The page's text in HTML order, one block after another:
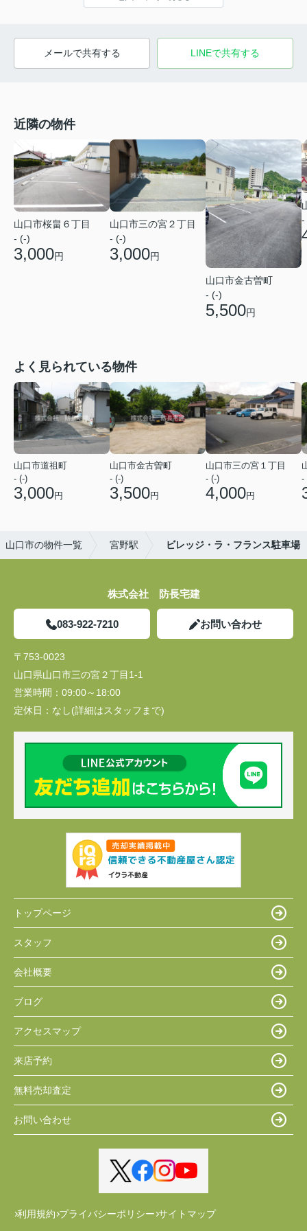
メールで共有する LINEで共有する
近隣の物件
山口市桜畠６丁目
- (-)
3,000円
山口市三の宮２丁目
- (-)
3,000円
山口市金古曽町
- (-)
5,500円
-
よく見られている物件
山口市道祖町
- (-)
3,000円
山口市金古曽町
- (-)
3,500円
山口市三の宮１丁目
- (-)
4,000円
-
山口市の物件一覧 宮野駅 ビレッジ・ラ・フランス駐車場
株式会社 防長宅建
083-922-7210 お問い合わせ
〒753-0023
山口県山口市三の宮２丁目1-1
営業時間： 09:00～18:00
定休日： なし(詳細はスタッフまで)
トップページ
スタッフ
会社概要
ブログ
アクセスマップ
来店予約
無料売却査定
お問い合わせ
利用規約 プライバシーポリシー サイトマップ